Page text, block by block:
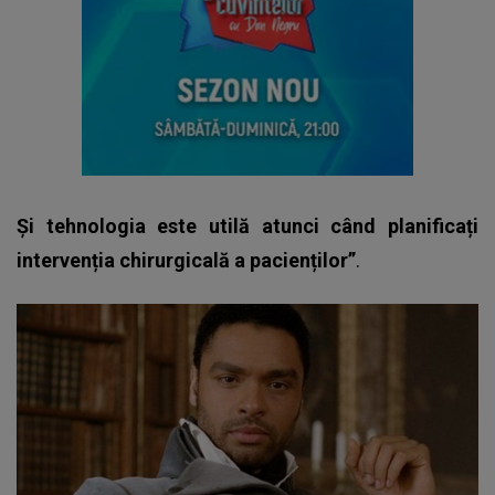
Și tehnologia este utilă atunci când planificați
intervenția chirurgicală a pacienților”.